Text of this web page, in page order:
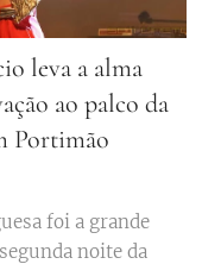
leva a alma
ao palco da
Portimão
foi a grande
noite da